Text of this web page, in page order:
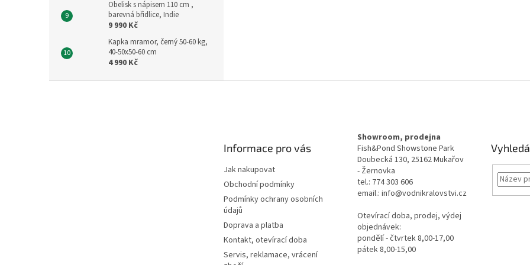
Obelisk s nápisem 110 cm ,
barevná břidlice, Indie
9 990 Kč
Kapka mramor, černý 50-60 kg,
40-50x50-60 cm
4 990 Kč
Informace pro vás
Jak nakupovat
Obchodní podmínky
Podmínky ochrany osobních
údajů
Doprava a platba
Kontakt, otevírací doba
Servis, reklamace, vrácení
Showroom, prodejna
Fish&Pond Showstone Park
Doubecká 130, 25162 Mukařov
- Žernovka
tel.: 774 303 606
email.: info@vodnikralovstvi.cz
Otevírací doba, prodej, výdej
objednávek:
pondělí - čtvrtek 8,00-17,00
pátek 8,00-15,00